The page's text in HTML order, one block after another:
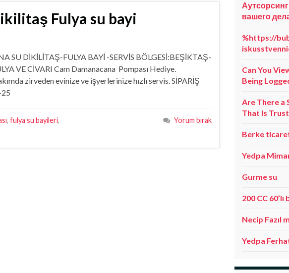
Fulya su bayi
SU DİKİLİTAŞ-FULYA BAYİ -SERVİS BÖLGESİ:BEŞİKTAŞ-
VE CİVARI Cam Damanacana Pompası Hediye.
zirveden evinize ve işyerlerinize hızlı servis. SİPARİŞ
, fulya su bayileri,
Yorum bırak
вашего
%https://
Can You
Being
Are There a
That Is
Berke
Yedpa
Gurme su
200 CC
Necip Fazıl
Yedpa